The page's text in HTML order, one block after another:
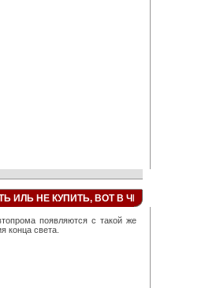
ИЛЬ НЕ КУПИТЬ, ВОТ В ЧЕМ ВОПРОС?
появляются с такой же
конца света.